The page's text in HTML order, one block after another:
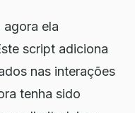
agora ela
script adiciona
nas interações
tenha sido